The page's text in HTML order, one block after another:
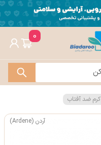
0
کرم ضد آفتاب
آردن (Ardene)